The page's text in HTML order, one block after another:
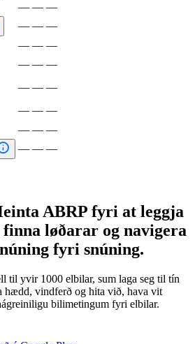
— — —
— — —
— — —
— — —
— — —
— — —
— — —
— — —
ABRP fyri at leggja
løðarar og navigera
fyri snúning.
til yvir 1000 elbilar, sum laga seg til tín
hædd, vindferð og hita við, hava vit
bilimetingum fyri elbilar.